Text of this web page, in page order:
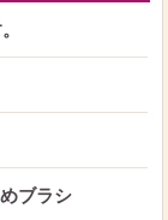
ブラシ